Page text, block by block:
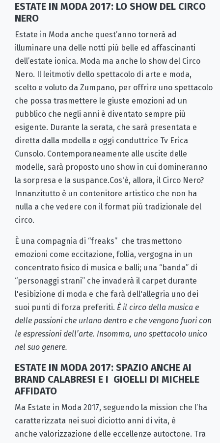
ESTATE IN MODA 2017: LO SHOW DEL CIRCO
NERO
Estate in Moda anche quest’anno tornerà ad
illuminare una delle notti più belle ed affascinanti
dell’estate ionica. Moda ma anche lo show del Circo
Nero. Il leitmotiv dello spettacolo di arte e moda,
scelto e voluto da Zumpano, per offrire uno spettacolo
che possa trasmettere le giuste emozioni ad un
pubblico che negli anni è diventato sempre più
esigente. Durante la serata, che sarà presentata e
diretta dalla modella e oggi conduttrice Tv Erica
Cunsolo. Contemporaneamente alle uscite delle
modelle, sarà proposto uno show in cui domineranno
la sorpresa e la suspance.Cos'è, allora, il Circo Nero?
Innanzitutto è un contenitore artistico che non ha
nulla a che vedere con il format più tradizionale del
circo.
È una compagnia di “freaks” che trasmettono
emozioni come eccitazione, follia, vergogna in un
concentrato fisico di musica e balli; una “banda” di
“personaggi strani” che invaderà il carpet durante
l'esibizione di moda e che farà dell'allegria uno dei
suoi punti di forza preferiti. È il circo della musica e
delle passioni che urlano dentro e che vengono fuori con
le espressioni dell’arte. Insomma, uno spettacolo unico
nel suo genere.
ESTATE IN MODA 2017: SPAZIO ANCHE AI
BRAND CALABRESI E I GIOELLI DI MICHELE
AFFIDATO
Ma Estate in Moda 2017, seguendo la mission che l’ha
caratterizzata nei suoi diciotto anni di vita, è
anche valorizzazione delle eccellenze autoctone. Tra